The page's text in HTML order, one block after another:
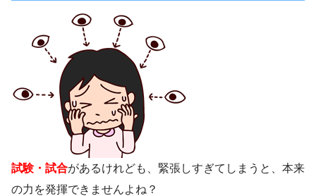
試験・試合があるけれども、緊張しすぎてしまうと、本来
の力を発揮できませんよね？